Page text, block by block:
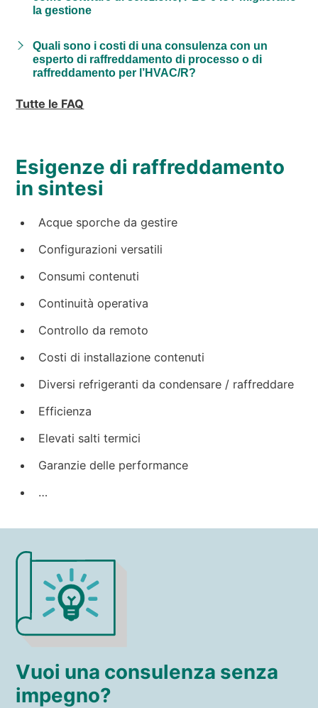
la gestione
Quali sono i costi di una consulenza con un
esperto di raffreddamento di processo o di
raffreddamento per l’HVAC/R?
Tutte le FAQ
Esigenze di raffreddamento
in sintesi
Acque sporche da gestire
Configurazioni versatili
Consumi contenuti
Continuità operativa
Controllo da remoto
Costi di installazione contenuti
Diversi refrigeranti da condensare / raffreddare
Efficienza
Elevati salti termici
Garanzie delle performance
…
Vuoi una consulenza senza
impegno?